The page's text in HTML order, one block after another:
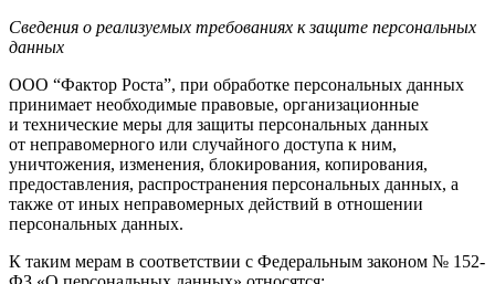
Сведения о реализуемых требованиях к защите персональных
данных
ООО “Фактор Роста”, при обработке персональных данных
принимает необходимые правовые, организационные
и технические меры для защиты персональных данных
от неправомерного или случайного доступа к ним,
уничтожения, изменения, блокирования, копирования,
предоставления, распространения персональных данных, а
также от иных неправомерных действий в отношении
персональных данных.
К таким мерам в соответствии с Федеральным законом № 152-